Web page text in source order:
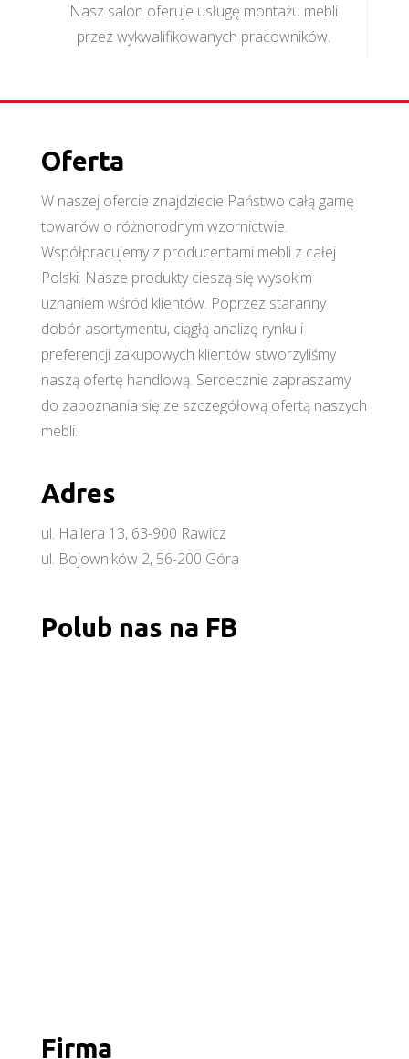
Nasz salon oferuje usługę montażu mebli
przez wykwalifikowanych pracowników.
Oferta
W naszej ofercie znajdziecie Państwo całą gamę
towarów o różnorodnym wzornictwie.
Współpracujemy z producentami mebli z całej
Polski. Nasze produkty cieszą się wysokim
uznaniem wśród klientów. Poprzez staranny
dobór asortymentu, ciągłą analizę rynku i
preferencji zakupowych klientów stworzyliśmy
naszą ofertę handlową. Serdecznie zapraszamy
do zapoznania się ze szczegółową ofertą naszych
mebli.
Adres
ul. Hallera 13, 63-900 Rawicz
ul. Bojowników 2, 56-200 Góra
Polub nas na FB
Firma